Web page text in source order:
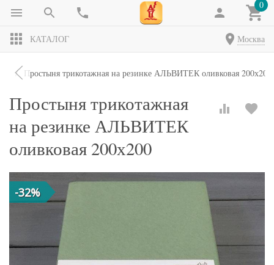
0
КАТАЛОГ Москва
Простыня трикотажная на резинке АЛЬВИТЕК оливковая 200х200
Простыня трикотажная
на резинке АЛЬВИТЕК
оливковая 200х200
-32%